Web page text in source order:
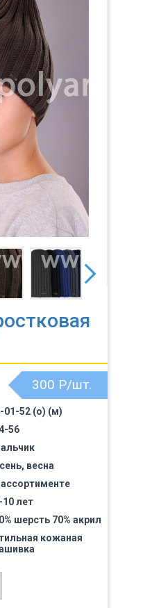
01-52 (о) (м)
56
весна
ассортименте
10 лет
шерсть 70% акрил
кожаная
300 Р/шт.